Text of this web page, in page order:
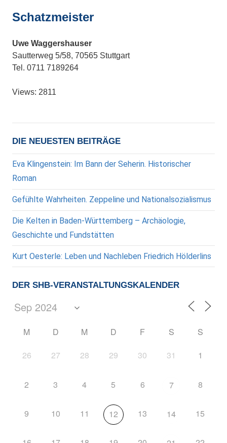
Schatzmeister
Uwe Waggershauser
Sautterweg 5/58, 70565 Stuttgart
Tel. 0711 7189264
Views: 2811
DIE NEUESTEN BEITRÄGE
Eva Klingenstein: Im Bann der Seherin. Historischer
Roman
Gefühlte Wahrheiten. Zeppeline und Nationalsozialismus
Die Kelten in Baden-Württemberg – Archäologie,
Geschichte und Fundstätten
Kurt Oesterle: Leben und Nachleben Friedrich Hölderlins
DER SHB-VERANSTALTUNGSKALENDER
M D M D F S S
26 27 28 29 30 31 1
2 3 4 5 6 7 8
9 10 11 12 13 14 15